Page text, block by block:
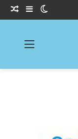
Willekeurig Artikel
Sidebar